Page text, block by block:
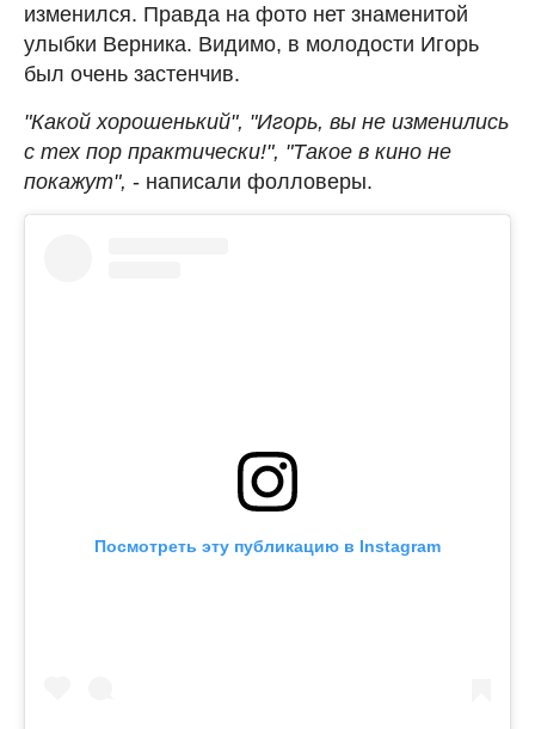
изменился. Правда на фото нет знаменитой
улыбки Верника. Видимо, в молодости Игорь
был очень застенчив.
"Какой хорошенький", "Игорь, вы не изменились
с тех пор практически!", "Такое в кино не
покажут", - написали фолловеры.
Посмотреть эту публикацию в Instagram